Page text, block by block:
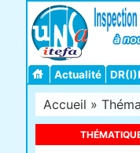
Actualité
Accueil »